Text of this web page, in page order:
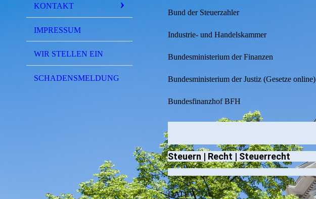
KONTAKT
IMPRESSUM
WIR STELLEN EIN
SCHADENSMELDUNG
Bund der Steuerzahler
Industrie- und Handelskammer
Bundesministerium der Finanzen
Bundesministerium der Justiz (Gesetze online)
Bundesfinanzhof BFH
Steuern | Recht | Steuerrecht
DATEV